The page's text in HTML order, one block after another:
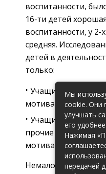
воспитанности,
16-ти детей
воспитанности, у 2-
средняя.
детей в
только:
Учащийся 14
мотивацией.
Учащийся 15 –
прочие учащиеся
мотивацией.
Немаловажную
Мы
cookie. Они
улучшать
его удобнее.
Нажимая
передачей